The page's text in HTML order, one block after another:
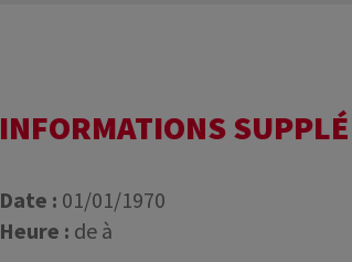
INFORMATIONS
Date : 01/01/1970
Heure : de à